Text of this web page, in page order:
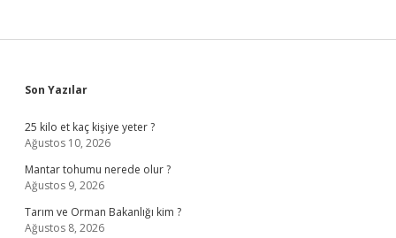
Sidebar
Son Yazılar
25 kilo et kaç kişiye yeter ?
Ağustos 10, 2026
Mantar tohumu nerede olur ?
Ağustos 9, 2026
Tarım ve Orman Bakanlığı kim ?
Ağustos 8, 2026